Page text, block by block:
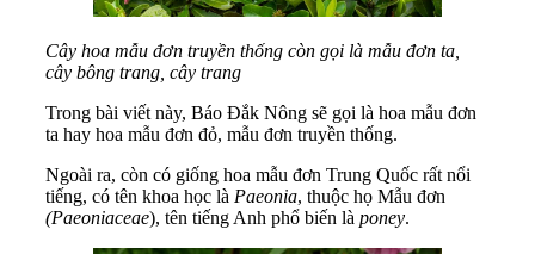
Cây hoa mẫu đơn truyền thống còn gọi là mẫu đơn ta,
cây bông trang, cây trang
Trong bài viết này, Báo Đắk Nông sẽ gọi là hoa mẫu đơn
ta hay hoa mẫu đơn đỏ, mẫu đơn truyền thống.
Ngoài ra, còn có giống hoa mẫu đơn Trung Quốc rất nổi
tiếng, có tên khoa học là Paeonia, thuộc họ Mẫu đơn
(Paeoniaceae), tên tiếng Anh phổ biến là poney.